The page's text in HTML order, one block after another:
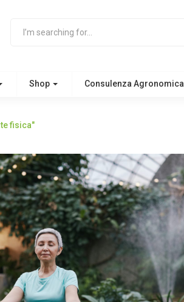
Shop Consulenza Agronomica
fisica"